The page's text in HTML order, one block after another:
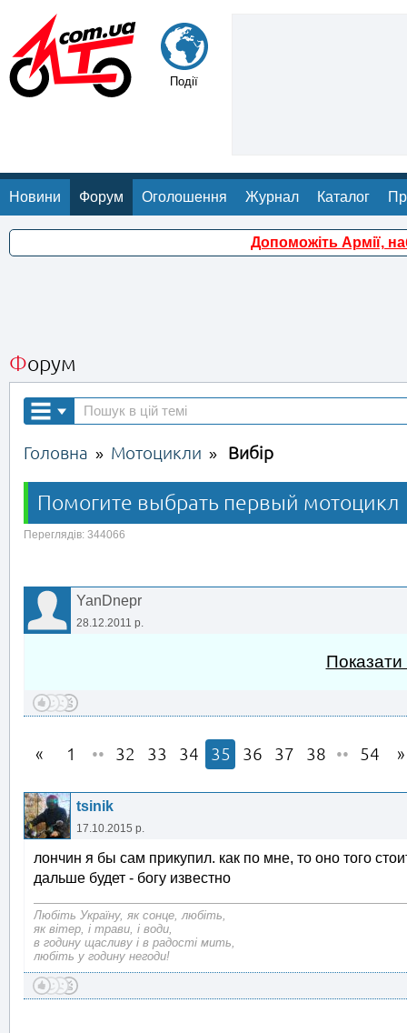
Події
Новини Форум Оголошення Журнал Каталог
Допоможіть Армії,
Форум
Головна » Мотоцикли » Вибір
Помогите выбрать первый мотоцикл
Переглядів: 344066
YanDnepr
28.12.2011 р.
Показати
1 •• 32 33 34 35 36 37 38 •• 54
tsinik
17.10.2015 р.
лончин я бы сам прикупил. как по мне, то оно того
дальше будет - богу известно
Любіть Україну, як сонце, любіть,
як вітер, і трави, і води,
в годину щасливу і в радості мить,
любіть у годину негоди!